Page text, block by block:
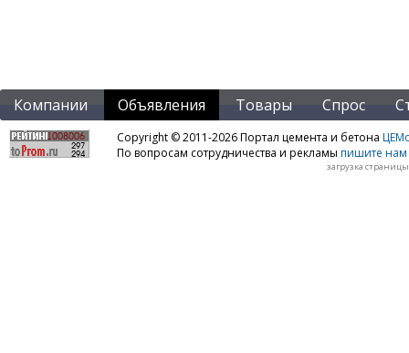
Компании Объявления Товары Спрос
Copyright © 2011-2026 Портал цемента и бетона
По вопросам сотрудничества и рекламы пишите нам
загрузка